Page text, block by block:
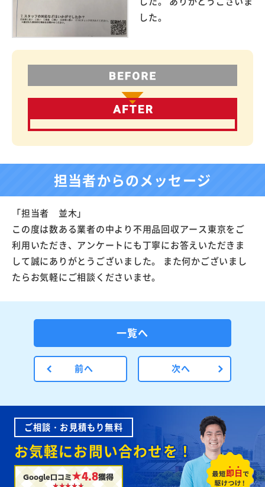
した。
担当者からのメッセージ
「担当者 並木」
この度は数ある業者の中より不用品回収アース東京をご
利用いただき、アンケートにも丁寧にお答えいただきま
して誠にありがとうございました。 また何かございまし
たらお気軽にご相談くださいませ。
前へ
一覧へ
次へ
ご相談・お見積もり無料
お気軽にお問い合わせを！
Google口コミ★4.8獲得